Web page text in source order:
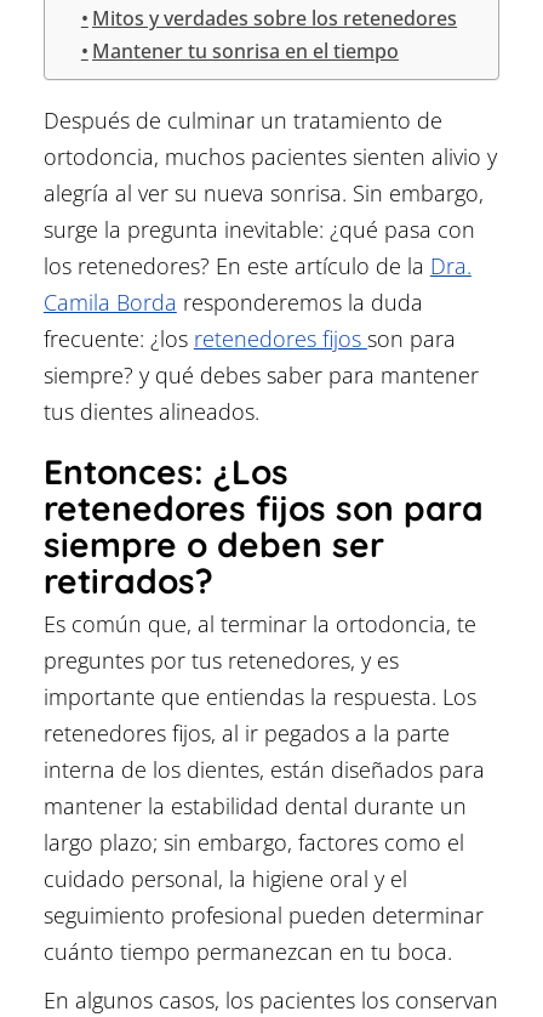
Mitos y verdades sobre los retenedores
Mantener tu sonrisa en el tiempo
Después de culminar un tratamiento de
ortodoncia, muchos pacientes sienten alivio y
alegría al ver su nueva sonrisa. Sin embargo,
surge la pregunta inevitable: ¿qué pasa con
los retenedores? En este artículo de la Dra.
Camila Borda responderemos la duda
frecuente: ¿los retenedores fijos son para
siempre? y qué debes saber para mantener
tus dientes alineados.
Entonces: ¿Los
retenedores fijos son para
siempre o deben ser
retirados?
Es común que, al terminar la ortodoncia, te
preguntes por tus retenedores, y es
importante que entiendas la respuesta. Los
retenedores fijos, al ir pegados a la parte
interna de los dientes, están diseñados para
mantener la estabilidad dental durante un
largo plazo; sin embargo, factores como el
cuidado personal, la higiene oral y el
seguimiento profesional pueden determinar
cuánto tiempo permanezcan en tu boca.
En algunos casos, los pacientes los conservan